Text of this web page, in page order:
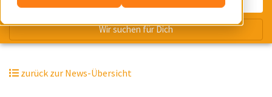
zurück zur News-Übersicht
Wir suchen für Dich